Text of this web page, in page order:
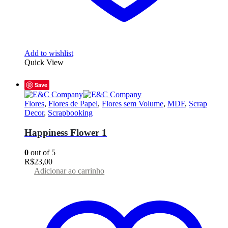
Add to wishlist
Quick View
Save
Flores, Flores de Papel, Flores sem Volume, MDF, Scrap
Decor, Scrapbooking
Happiness Flower 1
0 out of 5
R$23,00
Adicionar ao carrinho